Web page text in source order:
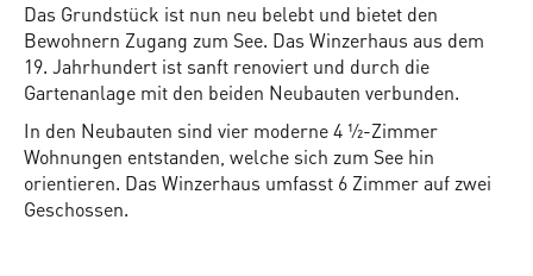
Das Grundstück ist nun neu belebt und bietet den
Bewohnern Zugang zum See. Das Winzerhaus aus dem
19. Jahrhundert ist sanft renoviert und durch die
Gartenanlage mit den beiden Neubauten verbunden.
In den Neubauten sind vier moderne 4 ½-Zimmer
Wohnungen entstanden, welche sich zum See hin
orientieren. Das Winzerhaus umfasst 6 Zimmer auf zwei
Geschossen.